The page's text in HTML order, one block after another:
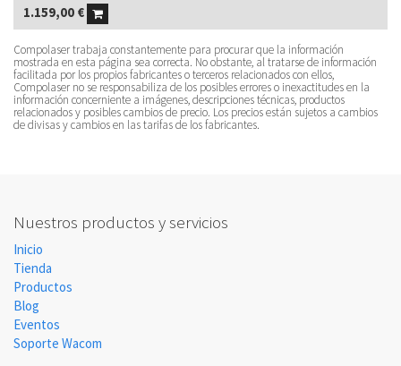
1.159,00 €
Compolaser trabaja constantemente para procurar que la información
mostrada en esta página sea correcta. No obstante, al tratarse de información
facilitada por los propios fabricantes o terceros relacionados con ellos,
Compolaser no se responsabiliza de los posibles errores o inexactitudes en la
información concerniente a imágenes, descripciones técnicas, productos
relacionados y posibles cambios de precio. Los precios están sujetos a cambios
de divisas y cambios en las tarifas de los fabricantes.
Nuestros productos y servicios
Inicio
Tienda
Productos
Blog
Eventos
Soporte Wacom